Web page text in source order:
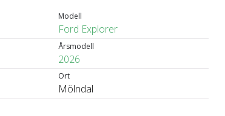
Modell
Ford Explorer
Årsmodell
2026
Ort
Mölndal